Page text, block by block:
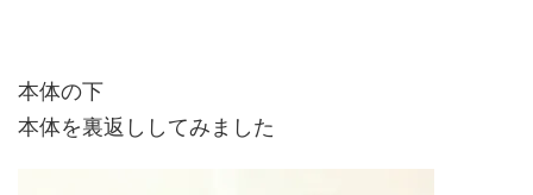
本体の下
本体を裏返ししてみました